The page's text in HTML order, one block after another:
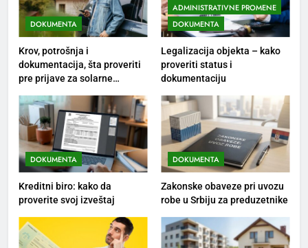
DOKUMENTA
Krov, potrošnja i
dokumentacija, šta proveriti
pre prijave za solarne
ADMINISTRATIVNE PROMENE
DOKUMENTA
Legalizacija objekta – kako
proveriti status i
dokumentaciju
DOKUMENTA
Kreditni biro: kako da
proverite svoj izveštaj
DOKUMENTA
Zakonske obaveze pri uvozu
robe u Srbiju za preduzetnike